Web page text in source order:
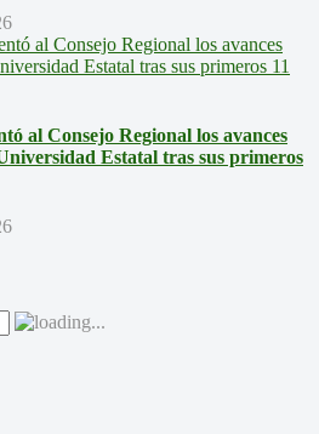
al Consejo Regional los avances
Estatal tras sus primeros